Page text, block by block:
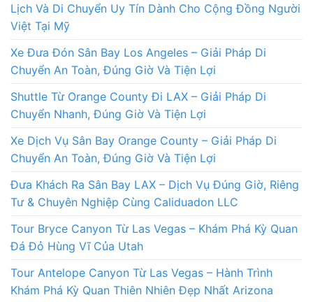
Lịch Và Di Chuyển Uy Tín Dành Cho Cộng Đồng Người
Việt Tại Mỹ
Xe Đưa Đón Sân Bay Los Angeles – Giải Pháp Di
Chuyển An Toàn, Đúng Giờ Và Tiện Lợi
Shuttle Từ Orange County Đi LAX – Giải Pháp Di
Chuyển Nhanh, Đúng Giờ Và Tiện Lợi
Xe Dịch Vụ Sân Bay Orange County – Giải Pháp Di
Chuyển An Toàn, Đúng Giờ Và Tiện Lợi
Đưa Khách Ra Sân Bay LAX – Dịch Vụ Đúng Giờ, Riêng
Tư & Chuyên Nghiệp Cùng Caliduadon LLC
Tour Bryce Canyon Từ Las Vegas – Khám Phá Kỳ Quan
Đá Đỏ Hùng Vĩ Của Utah
Tour Antelope Canyon Từ Las Vegas – Hành Trình
Khám Phá Kỳ Quan Thiên Nhiên Đẹp Nhất Arizona